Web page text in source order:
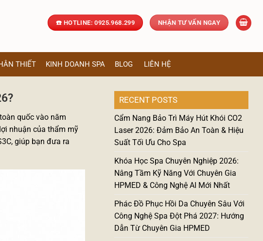
☎️ HOTLINE: 0925.968.299 NHẬN TƯ VẤN NGAY
THIẾT KINH DOANH SPA BLOG LIÊN HỆ
quốc vào năm
nhuận của thẩm mỹ
giúp bạn đưa ra
RECENT POSTS
Cẩm Nang Bảo Trì Máy Hút Khói CO2
Laser 2026: Đảm Bảo An Toàn & Hiệu
Suất Tối Ưu Cho Spa
Khóa Học Spa Chuyên Nghiệp 2026:
Nâng Tầm Kỹ Năng Với Chuyên Gia
HPMED & Công Nghệ AI Mới Nhất
Phác Đồ Phục Hồi Da Chuyên Sâu Với
Công Nghệ Spa Đột Phá 2027: Hướng
Dẫn Từ Chuyên Gia HPMED